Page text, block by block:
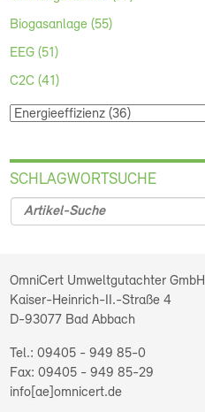
Biogasanlage (55)
EEG (51)
C2C (41)
SCHLAGWORTSUCHE
OmniCert Umweltgutachter GmbH
Kaiser-Heinrich-II.-Straße 4
D-93077 Bad Abbach
09405 - 949 85-0
09405 - 949 85-29
info[ae]omnicert.de